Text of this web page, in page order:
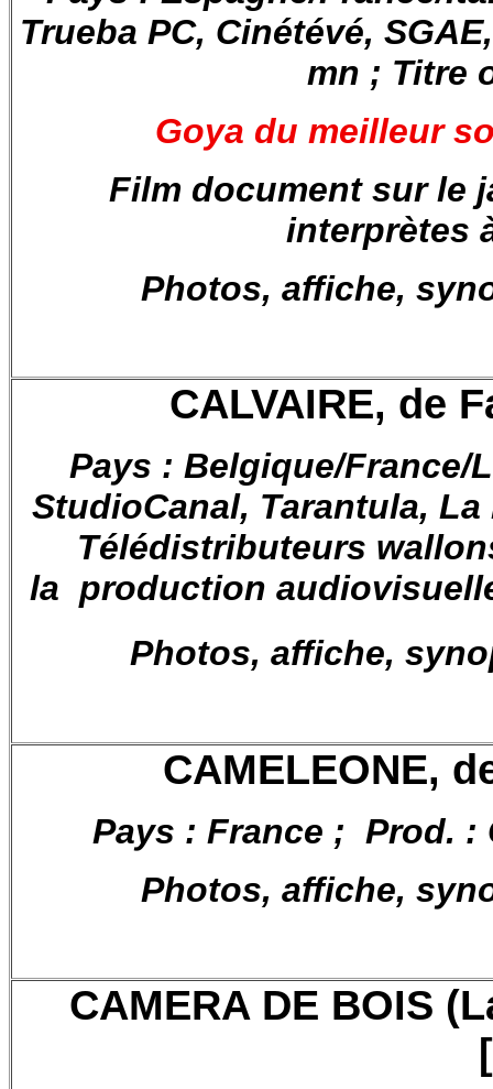
Trueba PC, Cinétévé,
mn ; Titre
Goya du meilleur
Film document sur le
interprètes
Photos, affiche,
CALVAIRE, de
Pays : Belgique/France/
StudioCanal, Tarantula,
Télédistributeurs
la production
Photos, affiche,
CAMELEONE,
Pays : France ; Prod. :
Photos, affiche,
CAMERA DE BOIS